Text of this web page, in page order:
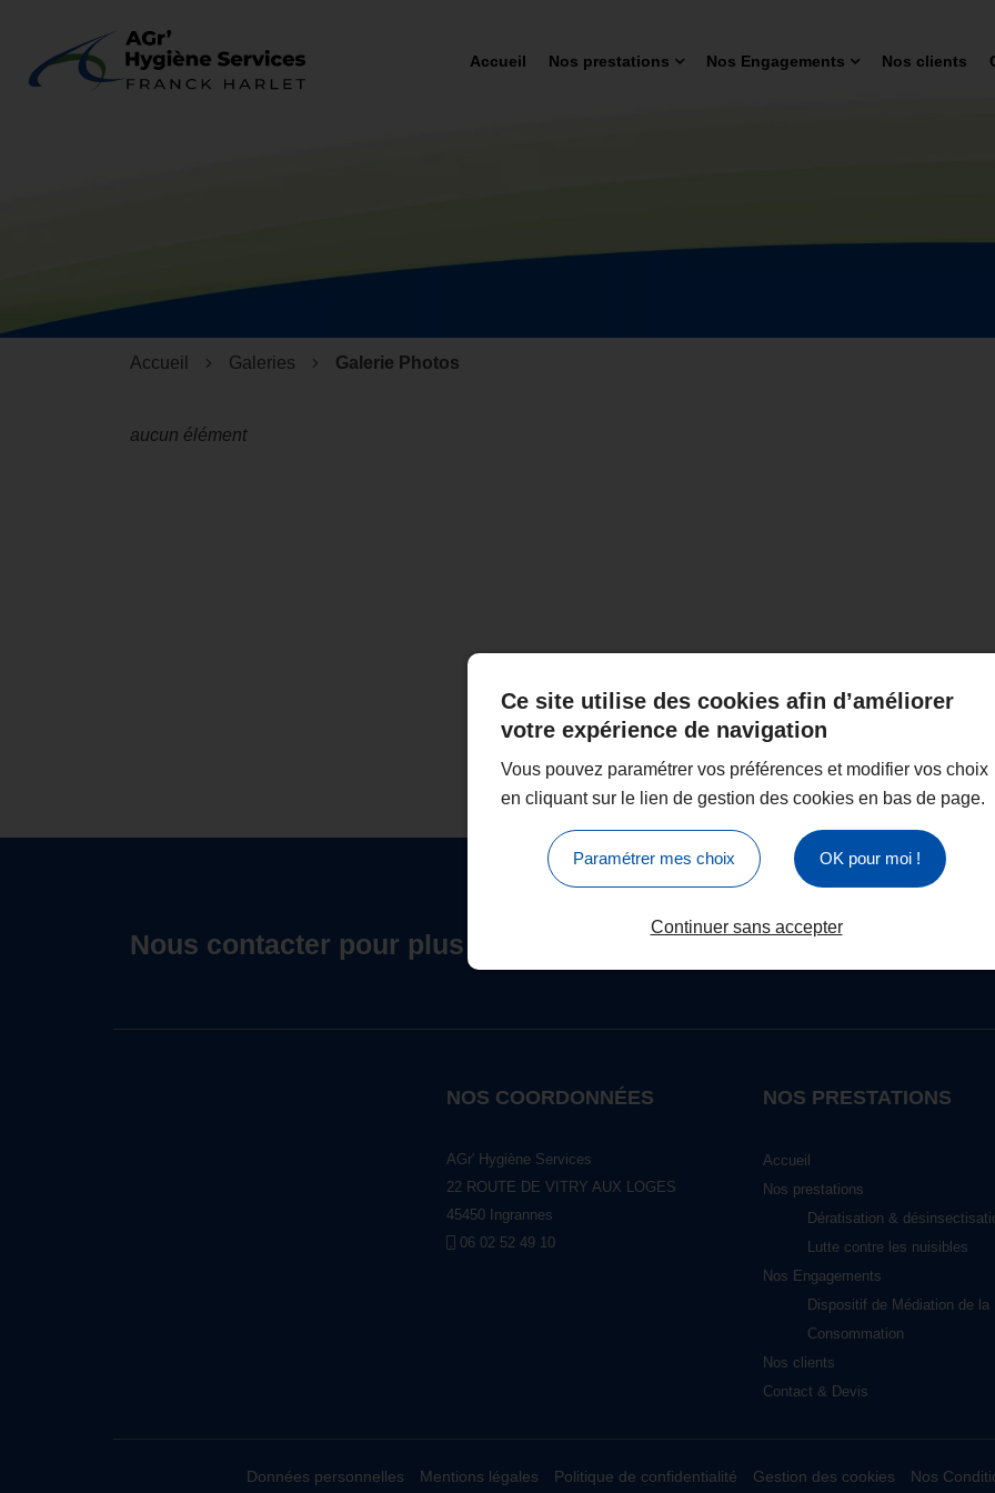
Accueil Nos prestations Nos Engagements Nos clients
Accueil Galeries Galerie Photos
aucun élément
Nous contacter pour plus d’informations
NOS COORDONNÉES
AGr' Hygiène Services
22 ROUTE DE VITRY AUX LOGES
45450 Ingrannes
06 02 52 49 10
NOS PRESTATIONS
Accueil
Nos prestations
Dératisation &
Lutte contre les nuisibles
Nos Engagements
Dispositif de Médiation de la
Consommation
Nos clients
Contact & Devis
Données personnelles Mentions légales Politique de confidentialité Gestion des cookies Nos
Ce site utilise des cookies afin d’améliorer
votre expérience de navigation
Vous pouvez paramétrer vos préférences et modifier vos choix
en cliquant sur le lien de gestion des cookies en bas de page.
Paramétrer mes choix OK pour moi !
Continuer sans accepter